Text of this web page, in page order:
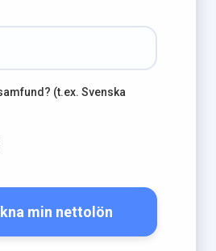
(t.ex. Svenska
min nettolön